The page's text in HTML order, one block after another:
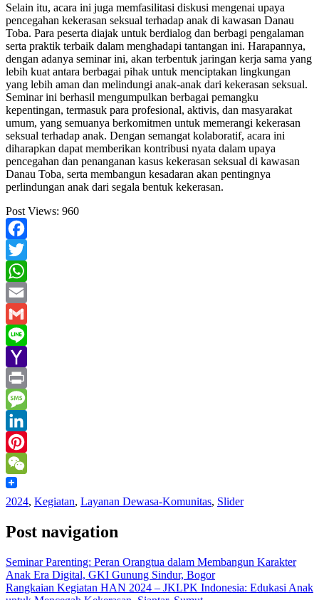
Selain itu, acara ini juga memfasilitasi diskusi mengenai upaya
pencegahan kekerasan seksual terhadap anak di kawasan Danau
Toba. Para peserta diajak untuk berdialog dan berbagi pengalaman
serta praktik terbaik dalam menghadapi tantangan ini. Harapannya,
dengan adanya seminar ini, akan terbentuk jaringan kerja sama yang
lebih kuat antara berbagai pihak untuk menciptakan lingkungan
yang lebih aman dan melindungi anak-anak dari kekerasan seksual.
Seminar ini berhasil mengumpulkan berbagai pemangku
kepentingan, termasuk para profesional, aktivis, dan masyarakat
umum, yang semuanya berkomitmen untuk memerangi kekerasan
seksual terhadap anak. Dengan semangat kolaboratif, acara ini
diharapkan dapat memberikan kontribusi nyata dalam upaya
pencegahan dan penanganan kasus kekerasan seksual di kawasan
Danau Toba, serta membangun kesadaran akan pentingnya
perlindungan anak dari segala bentuk kekerasan.
Post Views: 960
Facebook
Twitter
WhatsApp
Email
Gmail
Line
Yahoo
Mail
Print
Message
LinkedIn
Pinterest
WeChat
2024, Kegiatan, Layanan Dewasa-Komunitas, Slider
Post navigation
Seminar Parenting: Peran Orangtua dalam Membangun Karakter
Anak Era Digital, GKI Gunung Sindur, Bogor
Rangkaian Kegiatan HAN 2024 – JKLPK Indonesia: Edukasi Anak